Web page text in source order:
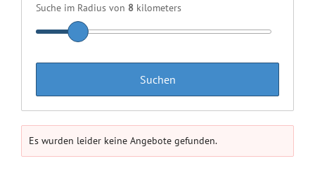
Suche im Radius von 8 kilometers
Es wurden leider keine Angebote gefunden.